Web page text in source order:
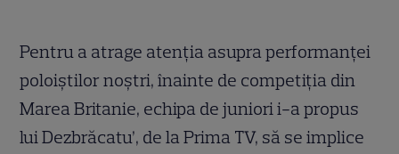
Pentru a atrage atenția asupra performanței
poloiştilor noștri, înainte de competiția din
Marea Britanie, echipa de juniori i-a propus
lui Dezbrăcatu’, de la Prima TV, să se implice